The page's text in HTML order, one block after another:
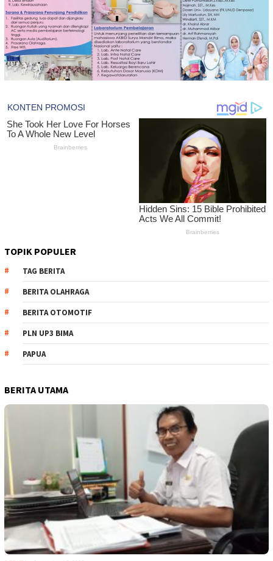
TOPIK POPULER
TAG BERITA
BERITA OLAHRAGA
BERITA OTOMOTIF
PLN UP3 BIMA
PAPUA
BERITA UTAMA